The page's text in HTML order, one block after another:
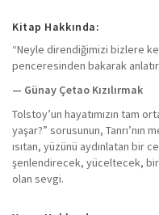
Kitap Hakkında:
“Neyle direndiğimizi bizlere
penceresinden bakarak
— Günay Çetao Kızılırmak
Tolstoy’un hayatımızın tam
yaşar?” sorusunun, Tanrı’nın
ısıtan, yüzünü aydınlatan bir
şenlendirecek, yüceltecek, bir
olan sevgi.